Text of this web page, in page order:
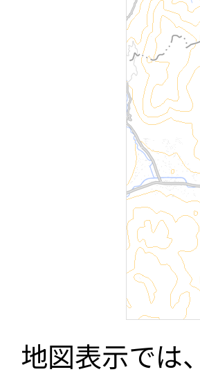
地図表示では